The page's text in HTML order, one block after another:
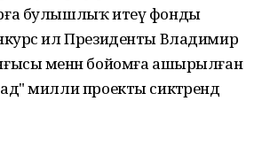
булышлыҡ итеү фонды
ил Президенты Владимир
менән бойомға ашырылған
милли проекты сиктәрендә